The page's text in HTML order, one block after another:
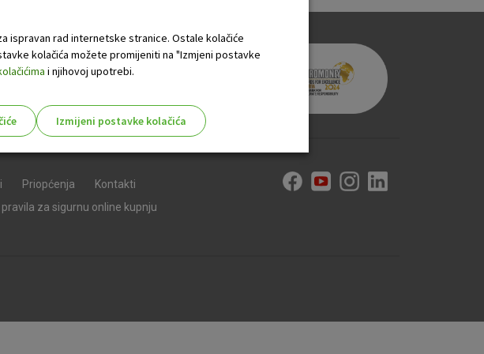
Priopćenja
Kontakti
za sigurnu online kupnju
ispravan rad internetske stranice. Ostale kolačiće
kolačića možete promijeniti na "Izmjeni postavke
i njihovoj upotrebi.
Izmijeni postavke kolačića
neki dijelovi stranice neće raditi. Ti kolačići ne